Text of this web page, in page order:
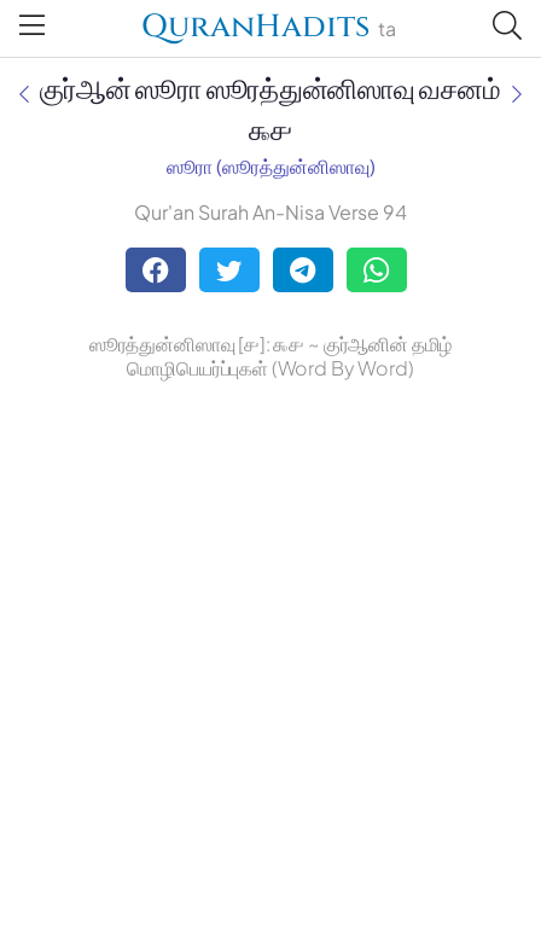
QuranHadits ta
Jan Trust Foundation
Mufti Omar Sheriff Qasimi,
குர்ஆன் ஸூரா ஸூரத்துன்னிஸாவு வசனம்
௯௪
ஸூரா (ஸூரத்துன்னிஸாவு)
Qur'an Surah An-Nisa Verse 94
ஸூரத்துன்னிஸாவு [௪]: ௯௪ ~ குர்ஆனின் தமிழ்
மொழிபெயர்ப்புகள் (Word By Word)